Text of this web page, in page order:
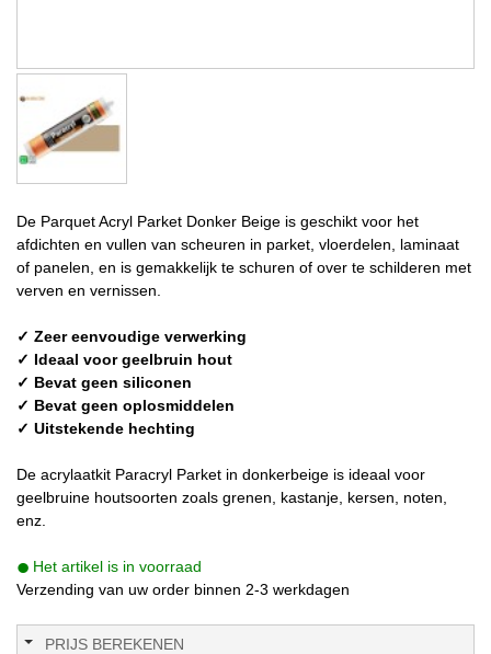
De Parquet Acryl Parket Donker Beige is geschikt voor het
afdichten en vullen van scheuren in parket, vloerdelen, laminaat
of panelen, en is gemakkelijk te schuren of over te schilderen met
verven en vernissen.
✓ Zeer eenvoudige verwerking
✓ Ideaal voor geelbruin hout
✓ Bevat geen siliconen
✓ Bevat geen oplosmiddelen
✓ Uitstekende hechting
De acrylaatkit Paracryl Parket in donkerbeige is ideaal voor
geelbruine houtsoorten zoals grenen, kastanje, kersen, noten,
enz.
Het artikel is in voorraad
Verzending van uw order binnen 2-3 werkdagen
PRIJS BEREKENEN